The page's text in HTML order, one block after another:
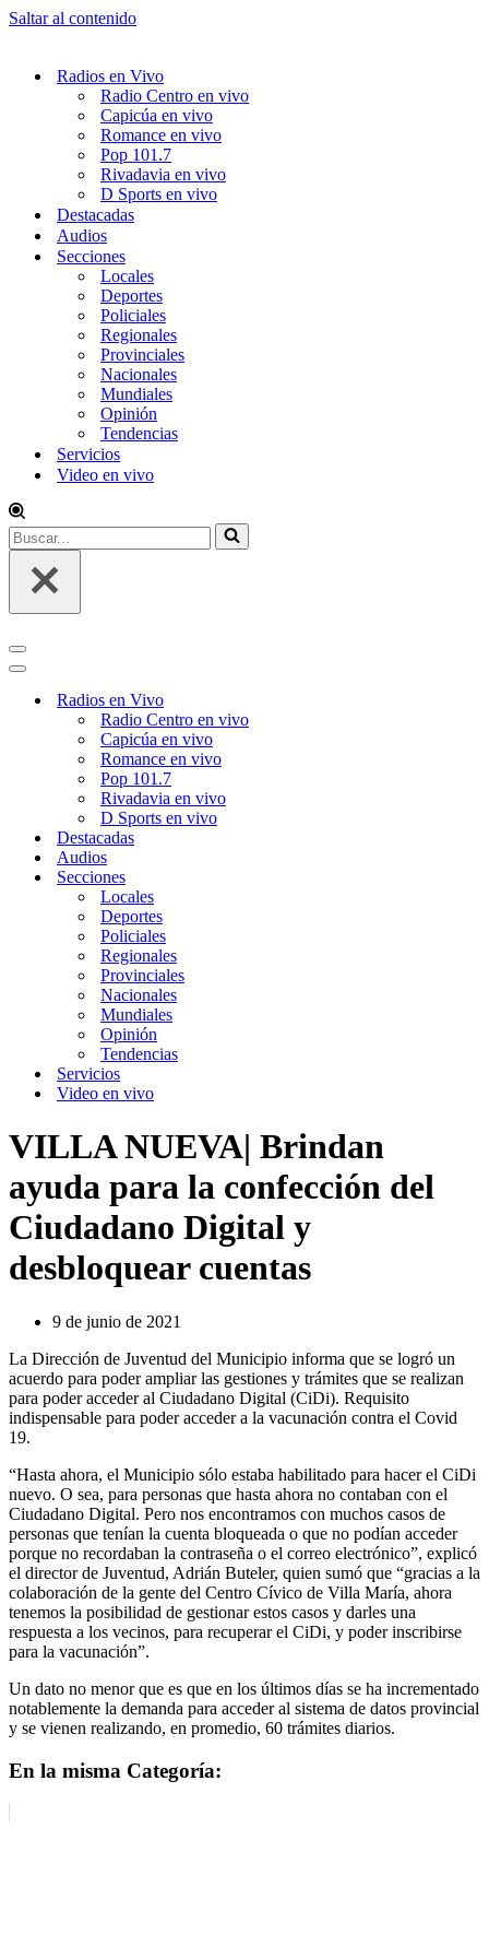
Saltar al contenido
Radios en Vivo
Radio Centro en vivo
Capicúa en vivo
Romance en vivo
Pop 101.7
Rivadavia en vivo
D Sports en vivo
Destacadas
Audios
Secciones
Locales
Deportes
Policiales
Regionales
Provinciales
Nacionales
Mundiales
Opinión
Tendencias
Servicios
Video en vivo
Buscar...
Menú
de
Menú
navegaciónRadios en Vivo
Radio Centro en vivo
Capicúa en vivo
Romance en vivo
Pop 101.7
Rivadavia en vivo
D Sports en vivo
Destacadas
Audios
Secciones
Locales
Deportes
Policiales
Regionales
Provinciales
Nacionales
Mundiales
Opinión
Tendencias
Servicios
Video en vivo
VILLA NUEVA| Brindan
ayuda para la confección del
Ciudadano Digital y
desbloquear cuentas
9 de junio de 2021
La Dirección de Juventud del Municipio informa que se logró un
acuerdo para poder ampliar las gestiones y trámites que se realizan
para poder acceder al Ciudadano Digital (CiDi). Requisito
indispensable para poder acceder a la vacunación contra el Covid
19.
“Hasta ahora, el Municipio sólo estaba habilitado para hacer el CiDi
nuevo. O sea, para personas que hasta ahora no contaban con el
Ciudadano Digital. Pero nos encontramos con muchos casos de
personas que tenían la cuenta bloqueada o que no podían acceder
porque no recordaban la contraseña o el correo electrónico”, explicó
el director de Juventud, Adrián Buteler, quien sumó que “gracias a la
colaboración de la gente del Centro Cívico de Villa María, ahora
tenemos la posibilidad de gestionar estos casos y darles una
respuesta a los vecinos, para recuperar el CiDi, y poder inscribirse
para la vacunación”.
Un dato no menor que es que en los últimos días se ha incrementado
notablemente la demanda para acceder al sistema de datos provincial
y se vienen realizando, en promedio, 60 trámites diarios.
En la misma Categoría: